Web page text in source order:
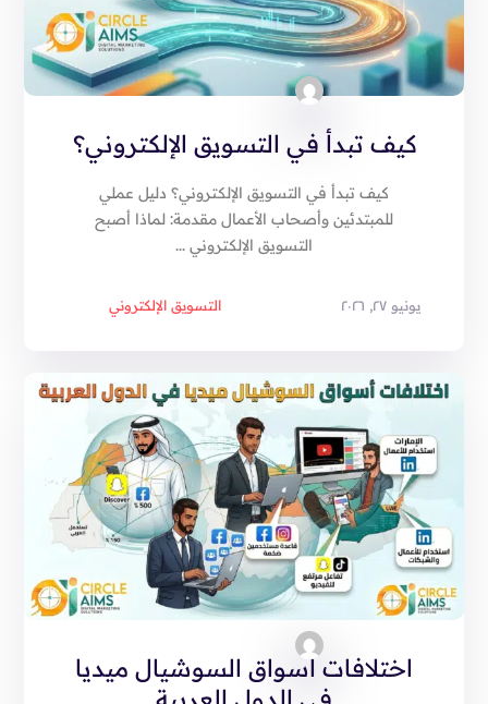
كيف تبدأ في التسويق الإلكتروني؟
التسويق الإلكتروني يونيو ٢٧, ٢٠٢٦
كيف تبدأ في التسويق الإلكتروني؟ دليل عملي
للمبتدئين وأصحاب الأعمال مقدمة: لماذا أصبح
التسويق الإلكتروني ...
اختلافات أسواق السوشيال ميديا